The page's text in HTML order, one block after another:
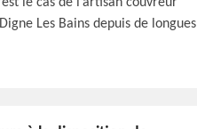
Les Bains depuis de longues